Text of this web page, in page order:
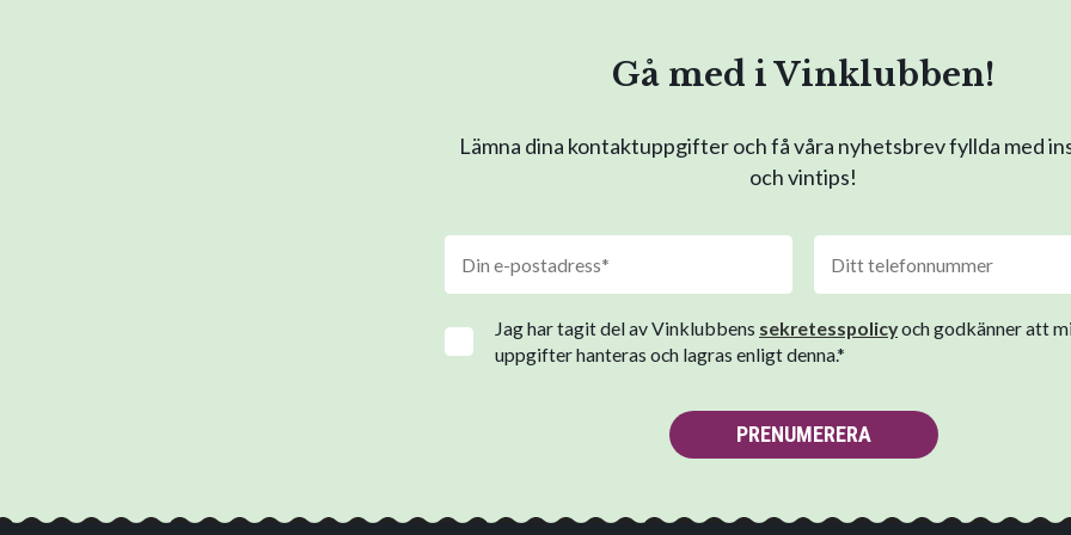
Gå med i Vinklubben!
Lämna dina kontaktuppgifter och få våra nyhetsbrev fyllda med
och vintips!
Jag har tagit del av Vinklubbens sekretesspolicyoch godkänner att
uppgifter hanteras och lagras enligt denna.*
PRENUMERERA